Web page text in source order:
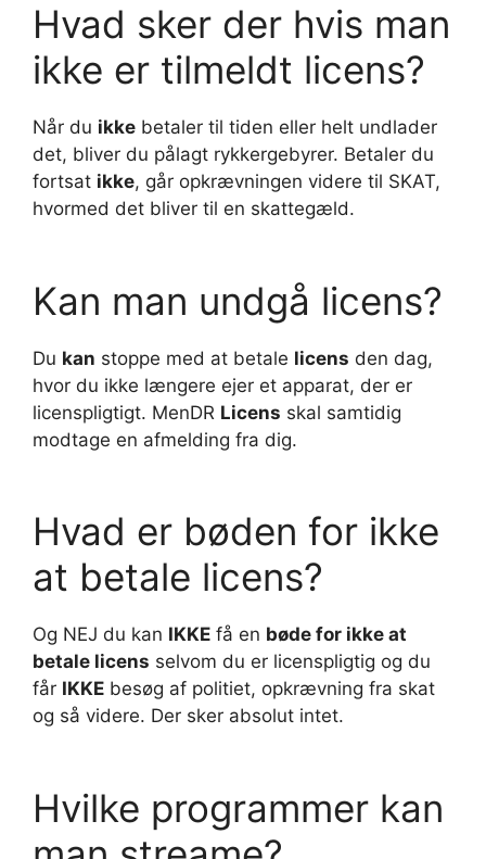
Hvad sker der hvis man
ikke er tilmeldt licens?
Når du ikke betaler til tiden eller helt undlader
det, bliver du pålagt rykkergebyrer. Betaler du
fortsat ikke, går opkrævningen videre til SKAT,
hvormed det bliver til en skattegæld.
Kan man undgå licens?
Du kan stoppe med at betale licens den dag,
hvor du ikke længere ejer et apparat, der er
licenspligtigt. MenDR Licens skal samtidig
modtage en afmelding fra dig.
Hvad er bøden for ikke
at betale licens?
Og NEJ du kan IKKE få en bøde for ikke at
betale licens selvom du er licenspligtig og du
får IKKE besøg af politiet, opkrævning fra skat
og så videre. Der sker absolut intet.
Hvilke programmer kan